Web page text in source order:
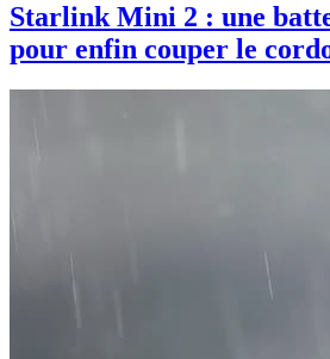
Starlink Mini 2 : une
pour enfin couper le